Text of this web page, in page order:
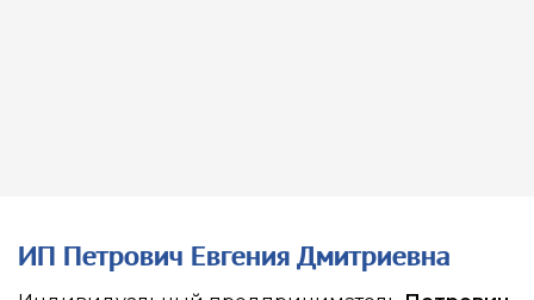
ИП Петрович Евгения Дмитриевна